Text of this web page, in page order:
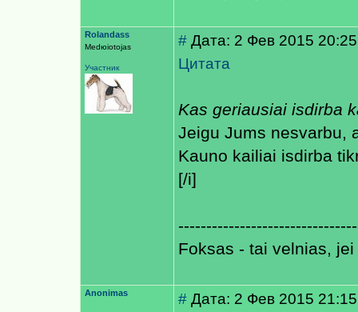
Rolandass
Medюiotojas
Участник
# Дата: 2 Фев 2015 20:25
Цитата
Kas geriausiai isdirba
Jeigu Jums nesvarbu,
Kauno kailiai isdirba
[/i]
Foksas - tai velnias,
Anonimas # Дата: 2 Фев 2015 21:15